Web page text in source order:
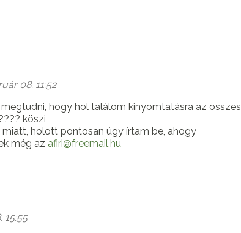
08. 11:52
hogy hol találom kinyomtatásra az összes
köszi
holott pontosan úgy írtam be, ahogy
még az afiri@freemail.hu
15:55